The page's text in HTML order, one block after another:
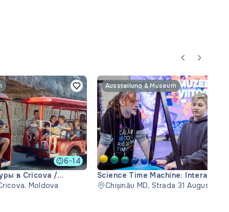
6-14
в Cricova /
Moldova
Ausstellung & Museum
Science Time Machine: Interactive
Exhibition
Chișinău MD, Strada 31 August